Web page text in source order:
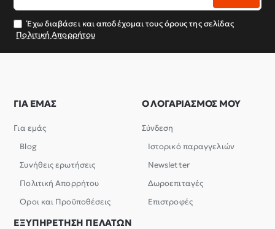
email
σας
Έχω διαβάσει και αποδέχομαι τους όρους της σελίδας
Πολιτική Απορρήτου
ΓΙΑ ΕΜΑΣ
Για εμάς
Blog
Συνήθεις ερωτήσεις
Πολιτική Απορρήτου
Όροι και Προϋποθέσεις
Ο ΛΟΓΑΡΙΑΣΜΟΣ ΜΟΥ
Σύνδεση
Ιστορικό παραγγελιών
Newsletter
Δωροεπιταγές
Επιστροφές
ΕΞΥΠΗΡΕΤΗΣΗ ΠΕΛΑΤΩΝ